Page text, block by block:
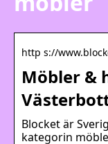
http s://
Möbler &
Blocket är
kategorin